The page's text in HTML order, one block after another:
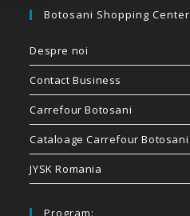
Botosani Shopping Center
Despre noi
Contact Business
Carrefour Botosani
Cataloage Carrefour Botosani
JYSK Romania